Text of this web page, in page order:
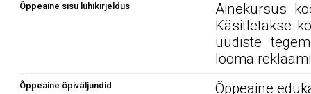
Õppeaine sisu lühikirjeldus
Ainekursus
Käsitletakse
uudiste
looma
Õppeaine õpiväljundid
Õppeaine